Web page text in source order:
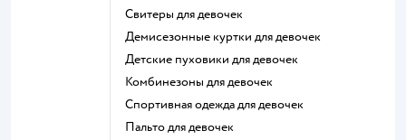
Свитеры для девочек
Демисезонные куртки для девочек
Детские пуховики для девочек
Комбинезоны для девочек
Спортивная одежда для девочек
Пальто для девочек